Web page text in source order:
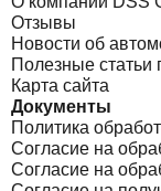
Отзывы
Новости об
Полезные статьи
Карта сайта
Документы
Политика
Согласие на
Согласие на